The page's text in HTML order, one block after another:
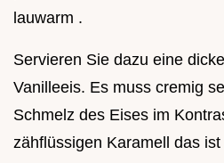
lauwarm .
Servieren Sie dazu eine
Vanilleeis. Es muss cremig
Schmelz des Eises im
zähflüssigen Karamell das